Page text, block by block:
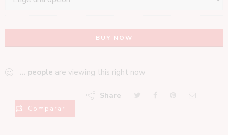
BUY NOW
... people are viewing this right now
Comparar
Share